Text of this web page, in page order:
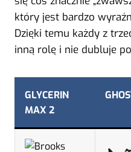
który jest bardzo
Dzięki temu każdy z
inną rolę i nie dubluje
GLYCERIN
MAX 2